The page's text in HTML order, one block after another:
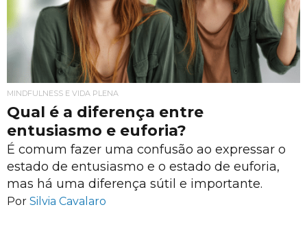
MINDFULNESS E VIDA PLENA
Qual é a diferença entre
entusiasmo e euforia?
É comum fazer uma confusão ao expressar o
estado de entusiasmo e o estado de euforia,
mas há uma diferença sútil e importante.
Por Silvia Cavalaro